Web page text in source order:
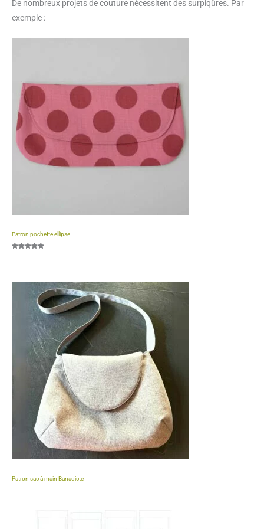
De nombreux projets de couture nécessitent des surpiqûres. Par
exemple :
Patron pochette ellipse
notations
Patron sac à main Banadicte